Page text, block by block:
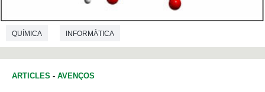
QUÍMICA INFORMÀTICA
ARTICLES - AVENÇOS